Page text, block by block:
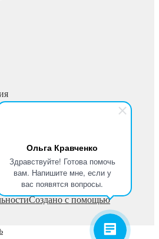
Ольга Кравченко
Здравствуйте! Готова помочь
вам. Напишите мне, если у
вас появятся вопросы.
персональных данных
Поиск
Создано с помощью